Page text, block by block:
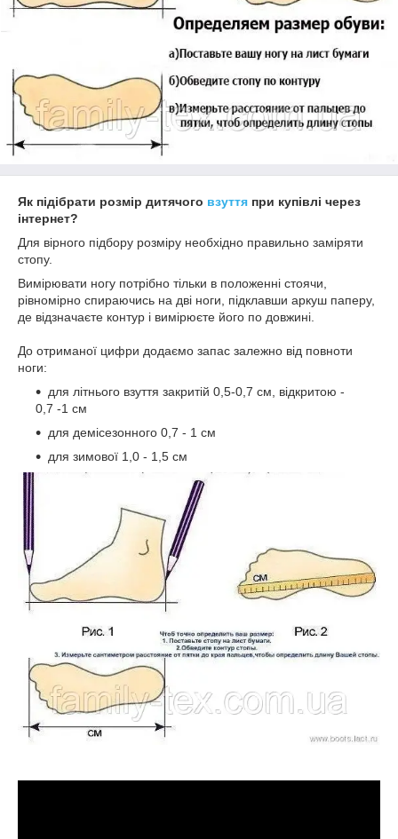
Як підібрати розмір дитячого взуття при купівлі через
інтернет?
Для вірного підбору розміру необхідно правильно заміряти
стопу.
Вимірювати ногу потрібно тільки в положенні стоячи,
рівномірно спираючись на дві ноги, підклавши аркуш паперу,
де відзначаєте контур і вимірюєте його по довжині.
До отриманої цифри додаємо запас залежно від повноти
ноги:
для літнього взуття закритій 0,5-0,7 см, відкритою -
0,7 -1 см
для демісезонного 0,7 - 1 см
для зимової 1,0 - 1,5 см